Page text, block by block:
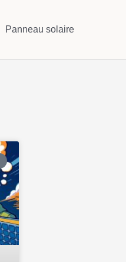
Panneau solaire